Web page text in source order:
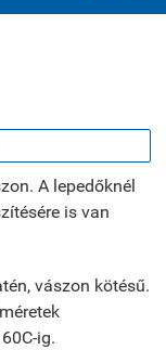
A lepedőknél
is van
vászon kötésű.
ig.